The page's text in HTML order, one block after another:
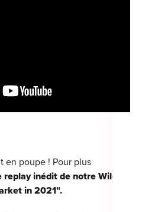
en poupe ! Pour plus
replay inédit de notre Wild
in 2021".